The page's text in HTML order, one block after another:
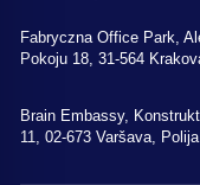
Fabryczna Office Park,
Pokoju 18, 31-564
Brain Embassy,
11, 02-673 Varšava, Polija